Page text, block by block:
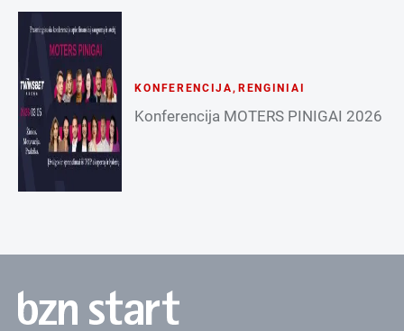
KONFERENCIJA, RENGINIAI
Konferencija MOTERS PINIGAI 2026